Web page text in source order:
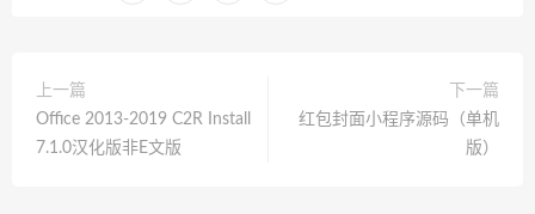
上一篇
Office 2013-2019 C2R Install
7.1.0汉化版非E文版
下一篇
红包封面小程序源码（单机
版）